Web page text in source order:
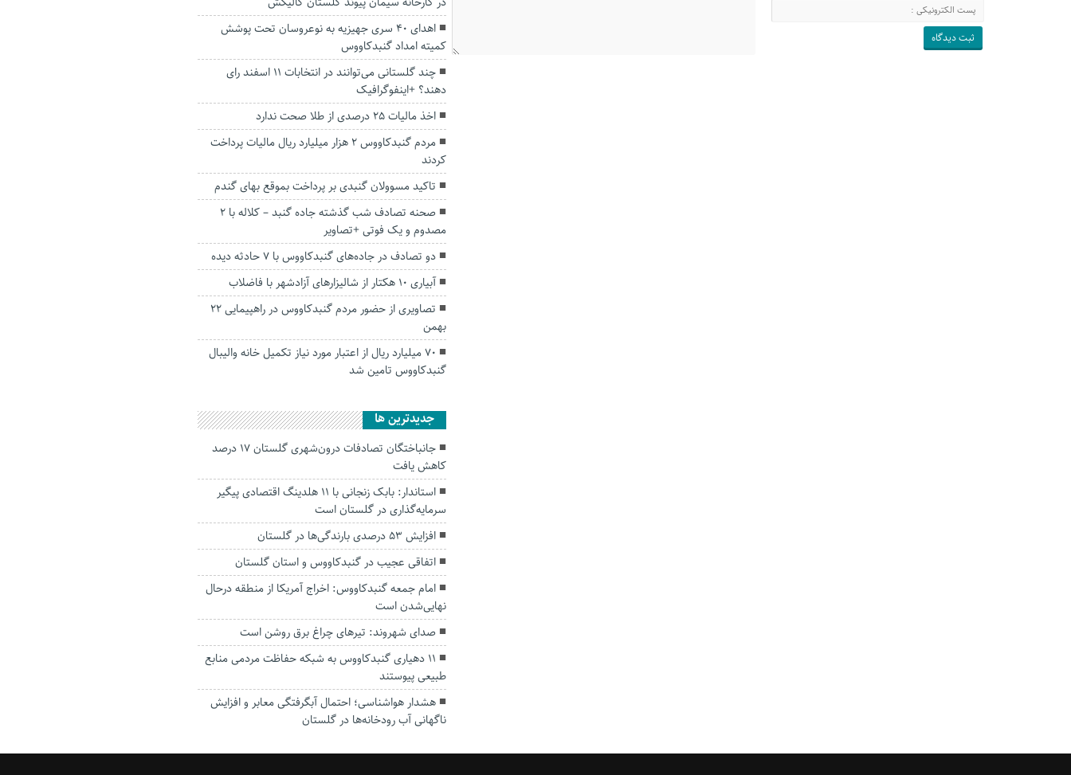
اهدای ۴٠ سری جهیزیه به نوعروسان تحت پوشش
کمیته امداد گنبدکاووس
چند گلستانی می‌توانند در انتخابات ۱۱ اسفند رای
دهند؟ +اینفوگرافیک
اخذ مالیات ۲۵ درصدی از طلا صحت ندارد
مردم گنبدکاووس ۲ هزار میلیارد ریال مالیات پرداخت
کردند
تاکید مسوولان گنبدی بر پرداخت بموقع بهای گندم
صحنه تصادف شب گذشته جاده گنبد – کلاله با ۲
مصدوم و یک فوتی +تصاویر
دو تصادف در جاده‌های گنبدکاووس با ۷ حادثه دیده
آبیاری ۱۰ هکتار از شالیزار‌های آزادشهر با فاضلاب
تصاویری از حضور مردم گنبدکاووس در راهپیمایی ۲۲
بهمن
۷۰ میلیارد ریال از اعتبار مورد نیاز تکمیل خانه والیبال
گنبدکاووس تامین شد
جديدترين ها
جانباختگان تصادفات درون‌شهری گلستان ۱۷ درصد
کاهش یافت
استاندار: بابک زنجانی با ۱۱ هلدینگ اقتصادی پیگیر
سرمایه‌گذاری در گلستان است
افزایش ۵۳ درصدی بارندگی‌ها در گلستان
اتفاقی عجیب در‌ گنبدکاووس و استان گلستان
امام جمعه گنبدکاووس: اخراج آمریکا از منطقه درحال
نهایی‌شدن است
صدای شهروند: تیرهای چراغ برق روشن است
۱۱ دهیاری گنبدکاووس به شبکه حفاظت مردمی منابع
طبیعی پیوستند
هشدار هواشناسی؛ احتمال آبگرفتگی معابر و افزایش
ناگهانی آب رودخانه‌ها در گلستان